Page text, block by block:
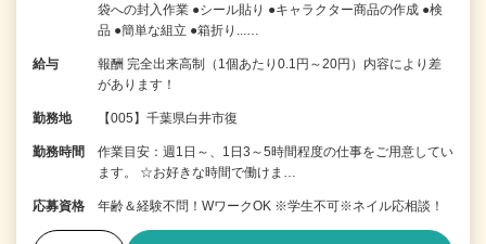
袋への封入作業 ●シール貼り ●キャラクター商品の作成 ●検
品 ●簡単な組立 ●箱折り...…
給与
報酬 完全出来高制（1個あたり0.1円～20円）内容により差
があります！
勤務地 【005】千葉県白井市復
勤務時間
作業目安：週1日～、1日3～5時間程度の仕事をご用意してい
ます。 ☆お好きな時間で働けま…
応募資格 年齢＆経験不問！WワークOK ※学生不可※ネイル応相談！